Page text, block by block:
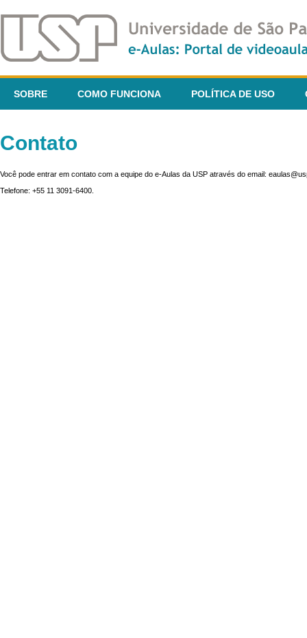
SOBRE COMO FUNCIONA POLÍTICA DE USO
Contato
Você pode entrar em contato com a equipe do e-Aulas da USP através do email:
Telefone: +55 11 3091-6400.